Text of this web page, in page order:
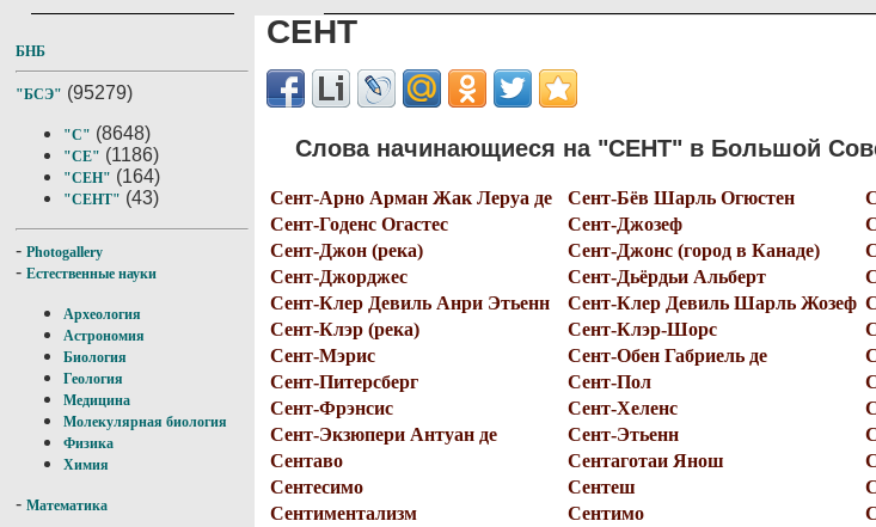
БНБ
"БСЭ" (95279)
"С" (8648)
"СЕ" (1186)
"СЕН" (164)
"СЕНТ" (43)
- Photogallery
- Естественные науки
Археология
Астрономия
Биология
Геология
Медицина
Молекулярная биология
Физика
Химия
- Математика
СЕНТ
Слова начинающиеся на "СЕНТ" в Большой
Сент-Арно Арман Жак Леруа де Сент-Бёв Шарль Огюстен
Сент-Годенс Огастес
Сент-Джозеф
Сент-Джон (река)
Сент-Джонс (город в Канаде)
Сент-Джорджес
Сент-Дьёрдьи Альберт
Сент-Клер Девиль Анри Этьенн
Сент-Клер Девиль Шарль Жозеф
Сент-Клэр (река)
Сент-Клэр-Шорс
Сент-Мэрис
Сент-Обен Габриель де
Сент-Питерсберг
Сент-Пол
Сент-Фрэнсис
Сент-Хеленс
Сент-Экзюпери Антуан де
Сент-Этьенн
Сентаво
Сентаготаи Янош
Сентесимо
Сентеш
Сентиментализм
Сентимо